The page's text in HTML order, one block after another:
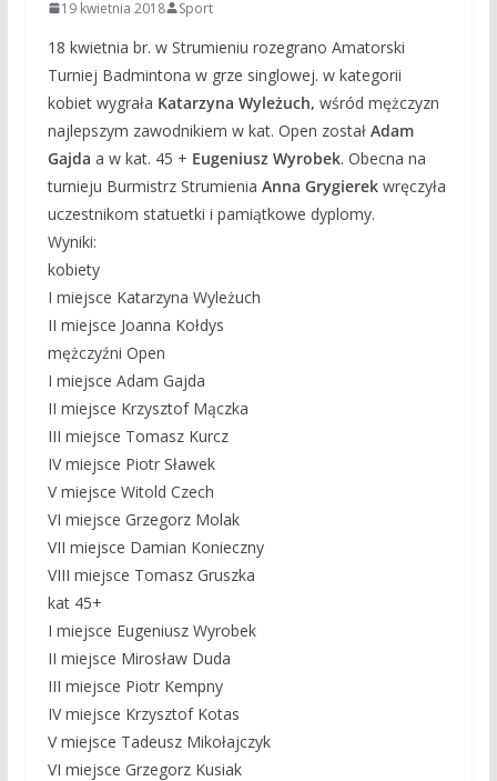
19 kwietnia 2018 Sport
18 kwietnia br. w Strumieniu rozegrano Amatorski
Turniej Badmintona w grze singlowej. w kategorii
kobiet wygrała Katarzyna Wyleżuch, wśród mężczyzn
najlepszym zawodnikiem w kat. Open został Adam
Gajda a w kat. 45 + Eugeniusz Wyrobek. Obecna na
turnieju Burmistrz Strumienia Anna Grygierek wręczyła
uczestnikom statuetki i pamiątkowe dyplomy.
Wyniki:
kobiety
I miejsce Katarzyna Wyleżuch
II miejsce Joanna Kołdys
mężczyźni Open
I miejsce Adam Gajda
II miejsce Krzysztof Mączka
III miejsce Tomasz Kurcz
IV miejsce Piotr Sławek
V miejsce Witold Czech
VI miejsce Grzegorz Molak
VII miejsce Damian Konieczny
VIII miejsce Tomasz Gruszka
kat 45+
I miejsce Eugeniusz Wyrobek
II miejsce Mirosław Duda
III miejsce Piotr Kempny
IV miejsce Krzysztof Kotas
V miejsce Tadeusz Mikołajczyk
VI miejsce Grzegorz Kusiak